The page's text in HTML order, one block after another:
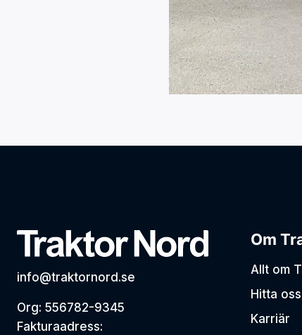
info@traktornord.se
Org: 556782-9345
Fakturaadress:
Om
Allt om
Hitta oss
Karriär